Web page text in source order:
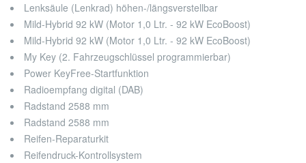
Lenksäule (Lenkrad) höhen-/längsverstellbar
Mild-Hybrid 92 kW (Motor 1,0 Ltr. - 92 kW EcoBoost)
Mild-Hybrid 92 kW (Motor 1,0 Ltr. - 92 kW EcoBoost)
My Key (2. Fahrzeugschlüssel programmierbar)
Power KeyFree-Startfunktion
Radioempfang digital (DAB)
Radstand 2588 mm
Radstand 2588 mm
Reifen-Reparaturkit
Reifendruck-Kontrollsystem